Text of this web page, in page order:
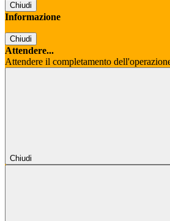
Chiudi
Informazione
Chiudi
Attendere...
Attendere il completamento
Chiudi